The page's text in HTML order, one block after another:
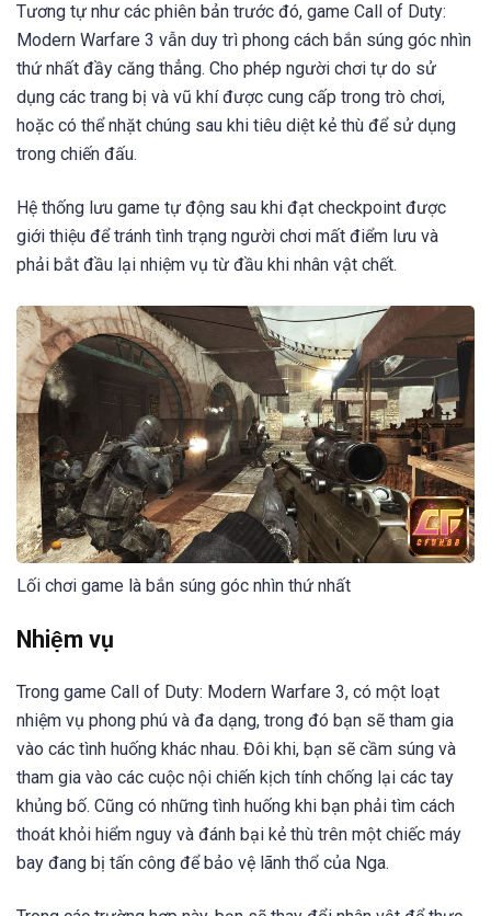
Tương tự như các phiên bản trước đó, game Call of Duty:
Modern Warfare 3 vẫn duy trì phong cách bắn súng góc nhìn
thứ nhất đầy căng thẳng. Cho phép người chơi tự do sử
dụng các trang bị và vũ khí được cung cấp trong trò chơi,
hoặc có thể nhặt chúng sau khi tiêu diệt kẻ thù để sử dụng
trong chiến đấu.
Hệ thống lưu game tự động sau khi đạt checkpoint được
giới thiệu để tránh tình trạng người chơi mất điểm lưu và
phải bắt đầu lại nhiệm vụ từ đầu khi nhân vật chết.
Lối chơi game là bắn súng góc nhìn thứ nhất
Nhiệm vụ
Trong game Call of Duty: Modern Warfare 3, có một loạt
nhiệm vụ phong phú và đa dạng, trong đó bạn sẽ tham gia
vào các tình huống khác nhau. Đôi khi, bạn sẽ cầm súng và
tham gia vào các cuộc nội chiến kịch tính chống lại các tay
khủng bố. Cũng có những tình huống khi bạn phải tìm cách
thoát khỏi hiểm nguy và đánh bại kẻ thù trên một chiếc máy
bay đang bị tấn công để bảo vệ lãnh thổ của Nga.